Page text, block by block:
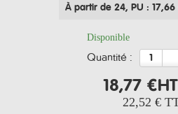
À partir de 24, PU :
Disponible
quantité :
18,77 €HT
22,52 €